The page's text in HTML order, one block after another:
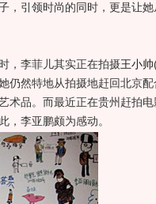
，引领时尚的同时，更是让
李菲儿其实正在拍摄王小帅
仍然特地从拍摄地赶回北京
术品。而最近正在贵州赶拍
，李亚鹏颇为感动。